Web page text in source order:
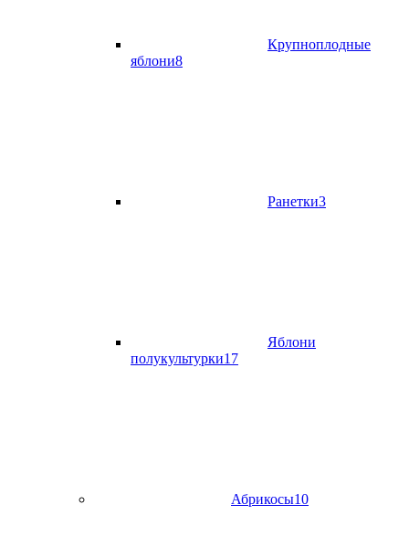
Крупноплодные
яблони8
Ранетки3
Яблони
полукультурки17
Абрикосы10